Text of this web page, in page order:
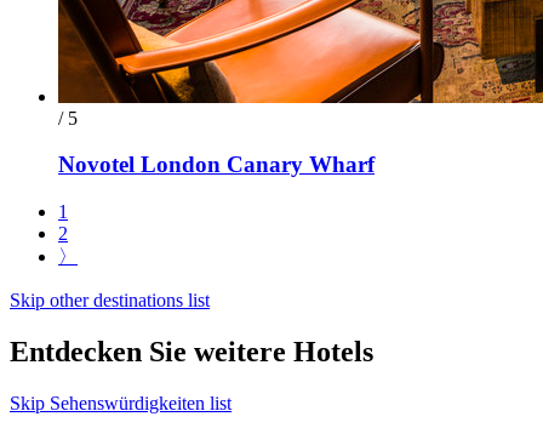
/ 5
Novotel London Canary Wharf
1
2
〉
Skip other destinations list
Entdecken Sie weitere Hotels
Skip Sehenswürdigkeiten list